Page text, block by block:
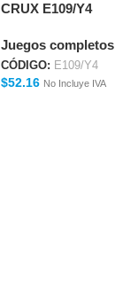
CRUX E109/Y4
Juegos completos
CÓDIGO: E109/Y4
$52.16 No Incluye IVA